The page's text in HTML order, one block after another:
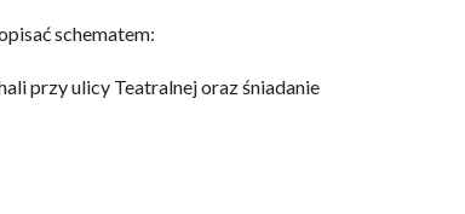
schematem:
przy ulicy Teatralnej oraz śniadanie